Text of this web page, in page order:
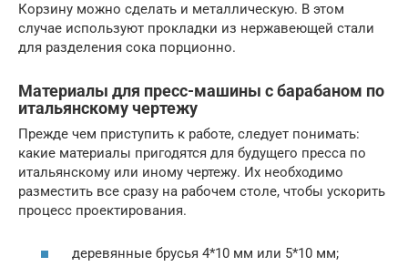
Корзину можно сделать и металлическую. В этом
случае используют прокладки из нержавеющей стали
для разделения сока порционно.
Материалы для пресс-машины с барабаном по
итальянскому чертежу
Прежде чем приступить к работе, следует понимать:
какие материалы пригодятся для будущего пресса по
итальянскому или иному чертежу. Их необходимо
разместить все сразу на рабочем столе, чтобы ускорить
процесс проектирования.
деревянные брусья 4*10 мм или 5*10 мм;